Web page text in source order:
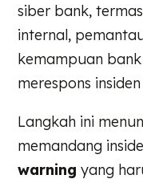
siber bank,
internal,
kemampuan
merespons
Langkah ini
memandang
warning yang